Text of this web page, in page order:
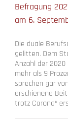
Befragung
am 6.
Die duale
gelitten. Dem
Anzahl der
mehr als 9
sprechen gar
erschienene
trotz Corona“